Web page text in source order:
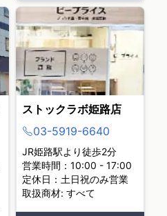
ストックラボ姫路店
03-5919-6640
JR姫路駅より徒歩2分
営業時間：10:00 - 17:00
定休日：土日祝のみ営業
取扱商材: すべて